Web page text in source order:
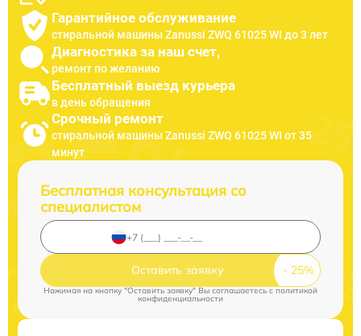
Гарантийное обслуживание
стиральной машины Zanussi ZWQ 61025 WI до 3 лет
Диагностика за наш счет,
ремонт по желанию
Бесплатный выезд курьера
в день обращения
Срочный ремонт
стиральной машины Zanussi ZWQ 61025 WI от 35
минут
Бесплатная консультация со
специалистом
Оставить заявку
Нажимая на кнопку "Оставить заявку" Вы соглашаетесь cполитикой
конфиденциальности